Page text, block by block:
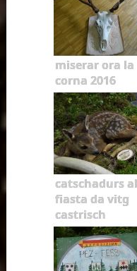
miserar ora la
corna 2016
catschadurs
fiasta da vitg
castrisch